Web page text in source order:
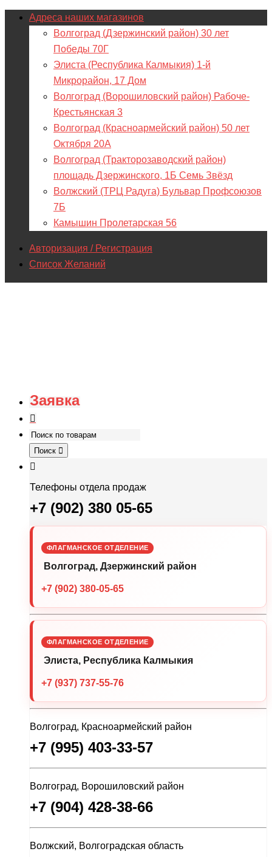
Адреса наших магазинов
Волгоград (Дзержинский район) 30 лет
Победы 70Г
Элиста (Республика Калмыкия) 1-й
Микрорайон, 17 Дом
Волгоград (Ворошиловский район) Рабоче-
Крестьянская 3
Волгоград (Красноармейский район) 50 лет
Октября 20А
Волгоград (Тракторозаводский район)
площадь Дзержинского, 1Б Семь Звёзд
Волжский (ТРЦ Радуга) Бульвар Профсоюзов
7Б
Камышин Пролетарская 56
Авторизация / Регистрация
Список Желаний
Заявка
Поиск
Телефоны отдела продаж
+7 (902) 380 05-65
ФЛАГМАНСКОЕ ОТДЕЛЕНИЕ
Волгоград, Дзержинский район
+7 (902) 380-05-65
ФЛАГМАНСКОЕ ОТДЕЛЕНИЕ
Элиста, Республика Калмыкия
+7 (937) 737-55-76
Волгоград, Красноармейский район
+7 (995) 403-33-57
Волгоград, Ворошиловский район
+7 (904) 428-38-66
Волжский, Волгоградская область